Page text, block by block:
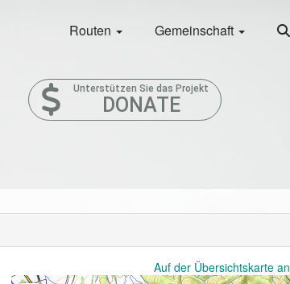
Routen Gemeinschaft
Unterstützen Sie das Projekt
DONATE
Auf der Übersichtskarte